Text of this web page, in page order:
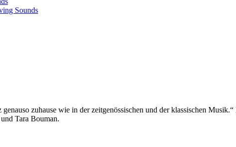
Sounds
zuhause wie in der zeitgenössischen und der klassischen
Tara Bouman.